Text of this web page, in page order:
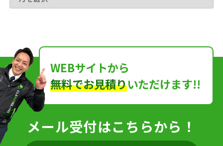
WEBサイトから
無料でお見積りいただけます!!
メール受付はこちらから！